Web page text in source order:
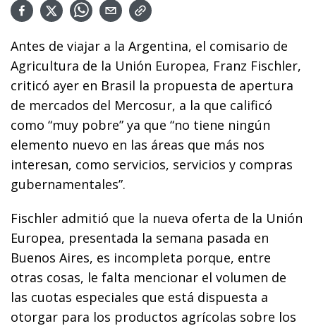
Antes de viajar a la Argentina, el comisario de
Agricultura de la Unión Europea, Franz Fischler,
criticó ayer en Brasil la propuesta de apertura
de mercados del Mercosur, a la que calificó
como “muy pobre” ya que “no tiene ningún
elemento nuevo en las áreas que más nos
interesan, como servicios, servicios y compras
gubernamentales”.
Fischler admitió que la nueva oferta de la Unión
Europea, presentada la semana pasada en
Buenos Aires, es incompleta porque, entre
otras cosas, le falta mencionar el volumen de
las cuotas especiales que está dispuesta a
otorgar para los productos agrícolas sobre los